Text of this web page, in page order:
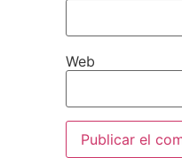
Web